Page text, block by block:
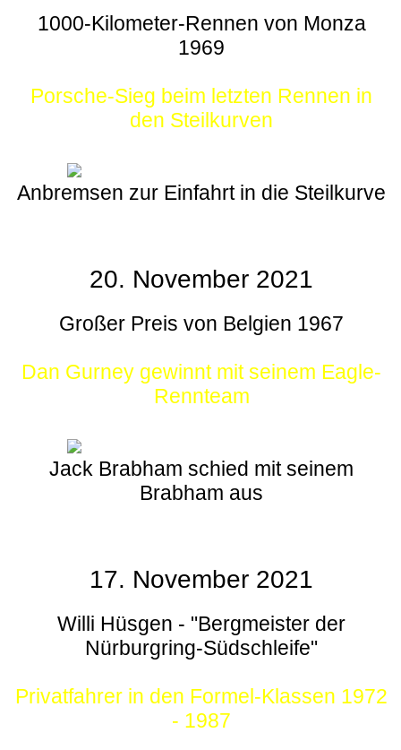
1000-Kilometer-Rennen von Monza
1969
Porsche-Sieg beim letzten Rennen in
den Steilkurven
Anbremsen zur Einfahrt in die Steilkurve
20. November 2021
Großer Preis von Belgien 1967
Dan Gurney gewinnt mit seinem Eagle-
Rennteam
Jack Brabham schied mit seinem
Brabham aus
17. November 2021
Willi Hüsgen - "Bergmeister der
Nürburgring-Südschleife"
Privatfahrer in den Formel-Klassen 1972
- 1987